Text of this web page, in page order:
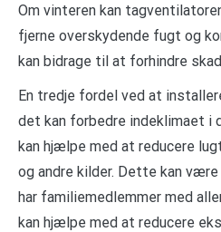
Om vinteren kan
fjerne overskydende fugt og
kan bidrage til at forhindre
En tredje fordel ved at
det kan forbedre indeklimaet i
kan hjælpe med at reducere
og andre kilder. Dette kan
har familiemedlemmer med
kan hjælpe med at reducere